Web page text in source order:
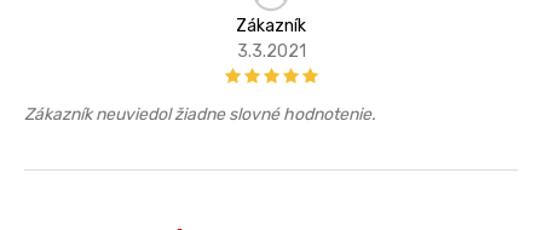
Zákazník
3.3.2021
Zákazník neuviedol žiadne slovné hodnotenie.